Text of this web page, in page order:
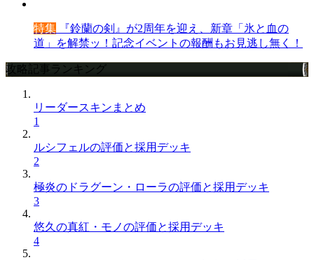
特集 『鈴蘭の剣』が2周年を迎え、新章「氷と血の
道」を解禁ッ！記念イベントの報酬もお見逃し無く！
攻略記事ランキング
リーダースキンまとめ
1
ルシフェルの評価と採用デッキ
2
極炎のドラグーン・ローラの評価と採用デッキ
3
悠久の真紅・モノの評価と採用デッキ
4